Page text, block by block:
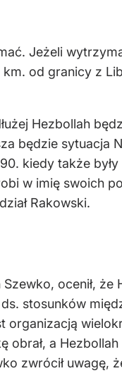
Jeżeli
od granicy z
Hezbollah
będzie sytuacja
kiedy także
w imię swoich
Rakowski.
ocenił, że
stosunków
organizacją
a Hezbollah
zwrócił uwagę,